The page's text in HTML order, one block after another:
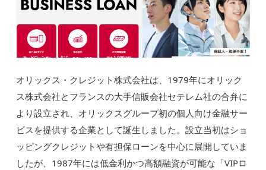
オリックス・クレジット株式会社は、1979年にオリック
ス株式会社とフランスの大手信販会社セテレム社の合弁に
より設立され、オリックスグループ初の個人向け金融サー
ビスを提供する企業として誕生しました。設立当初はショ
ッピングクレジットや有担保ローンを中心に展開していま
したが、1987年には低金利かつ高額融資が可能な「VIPロ